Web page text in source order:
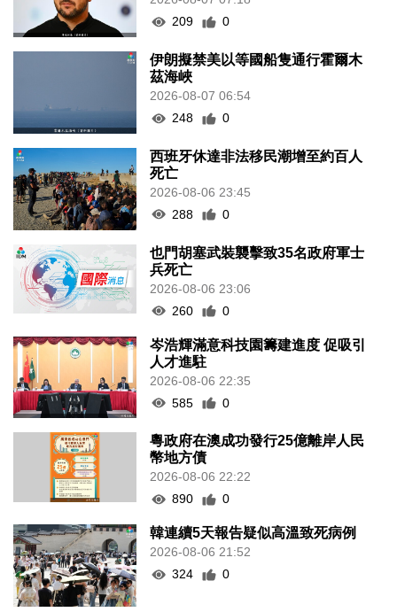
209
0
伊朗擬禁美以等國船隻通行霍爾木
茲海峽
2026-08-07 06:54
248
0
西班牙休達非法移民潮增至約百人
死亡
2026-08-06 23:45
288
0
也門胡塞武裝襲擊致35名政府軍士
兵死亡
2026-08-06 23:06
260
0
岑浩輝滿意科技園籌建進度 促吸引
人才進駐
2026-08-06 22:35
585
0
粵政府在澳成功發行25億離岸人民
幣地方債
2026-08-06 22:22
890
0
韓連續5天報告疑似高溫致死病例
2026-08-06 21:52
324
0